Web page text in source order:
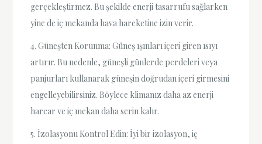
gerçekleştirmez. Bu şekilde enerji tasarrufu sağlarken
yine de iç mekanda hava hareketine izin verir.
4. Güneşten Korunma: Güneş ışınları içeri giren ısıyı
artırır. Bu nedenle, güneşli günlerde perdeleri veya
panjurları kullanarak güneşin doğrudan içeri girmesini
engelleyebilirsiniz. Böylece klimanız daha az enerji
harcar ve iç mekan daha serin kalır.
5. İzolasyonu Kontrol Edin: İyi bir izolasyon, iç